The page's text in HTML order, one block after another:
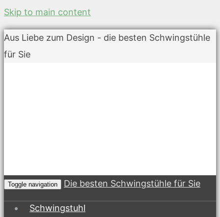
Skip to main content
Aus Liebe zum Design - die besten Schwingstühle
für Sie
Toggle navigation Die besten Schwingstühle für Sie
Schwingstuhl